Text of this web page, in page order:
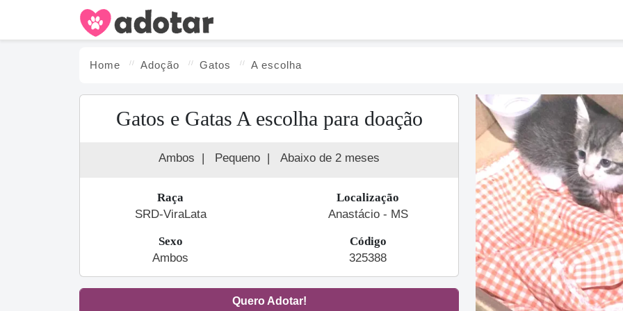
Home Adoção Gatos A escolha
Gatos e Gatas A escolha para doação
Ambos | Pequeno | Abaixo de 2 meses
Raça
SRD-ViraLata
Localização
Anastácio - MS
Sexo
Ambos
Código
325388
Quero Adotar!
Previous